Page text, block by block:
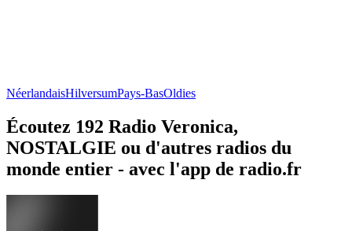
NéerlandaisHilversumPays-BasOldies
Écoutez 192 Radio Veronica,
NOSTALGIE ou d'autres radios du
monde entier - avec l'app de radio.fr